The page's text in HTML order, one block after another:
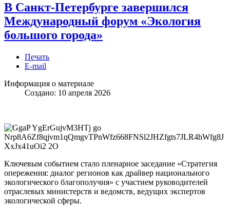
В Санкт-Петербурге завершился
Международный форум «Экология
большого города»
Печать
E-mail
Информация о материале
Создано: 10 апреля 2026
Ключевым событием стало пленарное заседание «Стратегия
опережения: диалог регионов как драйвер национального
экологического благополучия» с участием руководителей
отраслевых министерств и ведомств, ведущих экспертов
экологической сферы.